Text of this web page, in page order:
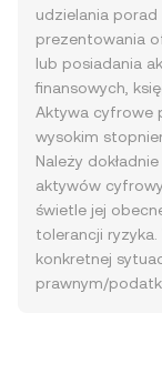
udzielania porad
prezentowania
lub posiadania
finansowych,
Aktywa cyfrowe
wysokim
Należy
aktywów
świetle jej
tolerancji
konkretnej
prawnym/